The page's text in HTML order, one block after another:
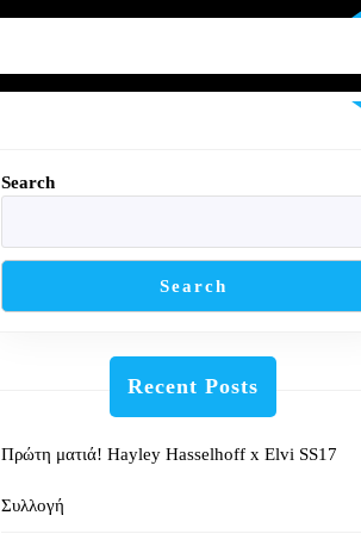
Search
Search
Recent Posts
Πρώτη ματιά! Hayley Hasselhoff x Elvi SS17
Συλλογή